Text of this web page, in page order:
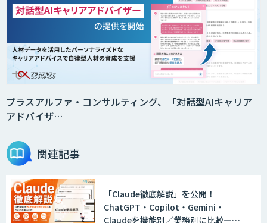
プラスアルファ・コンサルティング、「対話型AIキャリア
アドバイザ…
関連記事
「Claude徹底解説」を公開！
ChatGPT・Copilot・Gemini・
Claudeを機能別／業務別に比較―自